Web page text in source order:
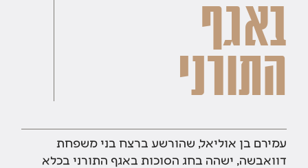
באגף
התורני
עמירם בן אוליאל, שהורשע ברצח בני משפחת
דוואבשה, ישהה בחג הסוכות באגף התורני בכלא